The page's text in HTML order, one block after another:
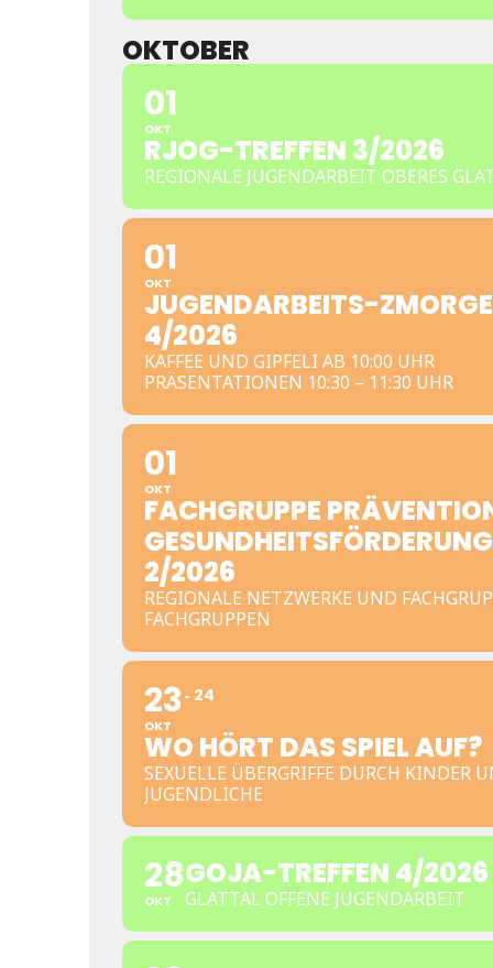
OKTOBER
01
OKT
RJOG-TREFFEN 3/2026
REGIONALE JUGENDARBEIT OBERES
01
OKT
JUGENDARBEITS-ZMORGE
4/2026
KAFFEE UND GIPFELI AB 10:00 UHR
PRÄSENTATIONEN 10:30 – 11:30 UHR
01
OKT
FACHGRUPPE
GESUNDHEITSFÖRDERUNG
2/2026
REGIONALE NETZWERKE UND
FACHGRUPPEN
23
OKT
24
WO HÖRT DAS SPIEL AUF?
SEXUELLE ÜBERGRIFFE DURCH KINDER
JUGENDLICHE
28
OKT
GOJA-TREFFEN 4/2026
GLATTAL OFFENE JUGENDARBEIT